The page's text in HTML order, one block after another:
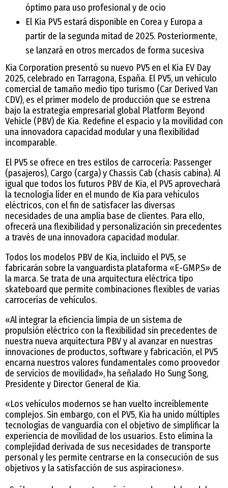
óptimo para uso profesional y de ocio
El Kia PV5 estará disponible en Corea y Europa a
partir de la segunda mitad de 2025. Posteriormente,
se lanzará en otros mercados de forma sucesiva
Kia Corporation presentó su nuevo PV5 en el Kia EV Day
2025, celebrado en Tarragona, España. El PV5, un vehículo
comercial de tamaño medio tipo turismo (Car Derived Van
CDV), es el primer modelo de producción que se estrena
bajo la estrategia empresarial global Platform Beyond
Vehicle (PBV) de Kia. Redefine el espacio y la movilidad con
una innovadora capacidad modular y una flexibilidad
incomparable.
El PV5 se ofrece en tres estilos de carrocería: Passenger
(pasajeros), Cargo (carga) y Chassis Cab (chasis cabina). Al
igual que todos los futuros PBV de Kia, el PV5 aprovechará
la tecnología líder en el mundo de Kia para vehículos
eléctricos, con el fin de satisfacer las diversas
necesidades de una amplia base de clientes. Para ello,
ofrecerá una flexibilidad y personalización sin precedentes
a través de una innovadora capacidad modular.
Todos los modelos PBV de Kia, incluido el PV5, se
fabricarán sobre la vanguardista plataforma «E-GMP.S» de
la marca. Se trata de una arquitectura eléctrica tipo
skateboard que permite combinaciones flexibles de varias
carrocerías de vehículos.
«Al integrar la eficiencia limpia de un sistema de
propulsión eléctrico con la flexibilidad sin precedentes de
nuestra nueva arquitectura PBV y al avanzar en nuestras
innovaciones de productos, software y fabricación, el PV5
encarna nuestros valores fundamentales como proovedor
de servicios de movilidad», ha señalado Ho Sung Song,
Presidente y Director General de Kia.
«Los vehículos modernos se han vuelto increíblemente
complejos. Sin embargo, con el PV5, Kia ha unido múltiples
tecnologías de vanguardia con el objetivo de simplificar la
experiencia de movilidad de los usuarios. Esto elimina la
complejidad derivada de sus necesidades de transporte
personal y les permite centrarse en la consecución de sus
objetivos y la satisfacción de sus aspiraciones».